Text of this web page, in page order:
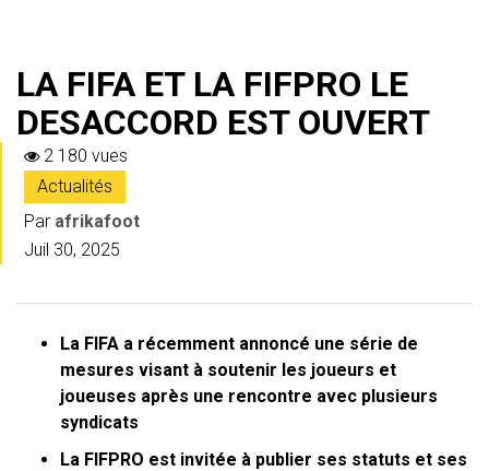
LA FIFA ET LA FIFPRO LE
DESACCORD EST OUVERT
2 180 vues
Actualités
Par afrikafoot
Juil 30, 2025
La FIFA a récemment annoncé une série de
mesures visant à soutenir les joueurs et
joueuses après une rencontre avec plusieurs
syndicats
La FIFPRO est invitée à publier ses statuts et ses